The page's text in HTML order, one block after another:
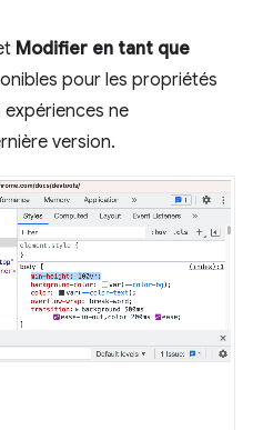
Modifier en tant que
pour les propriétés
expériences ne
version.